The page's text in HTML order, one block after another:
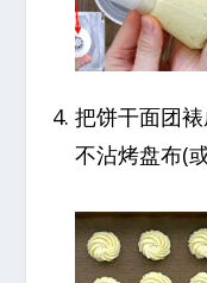
把饼干面团
不沾烤盘布(